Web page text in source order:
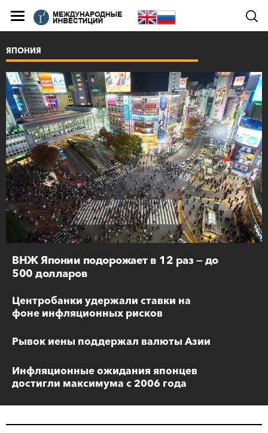
ВНЖ Японии подорожает в 12 раз — до
500 долларов
ЯПОНИЯ
Центробанки удержали ставки на
фоне инфляционных рисков
Рывок иены поддержал валюты Азии
Инфляционные ожидания японцев
достигли максимума с 2006 года